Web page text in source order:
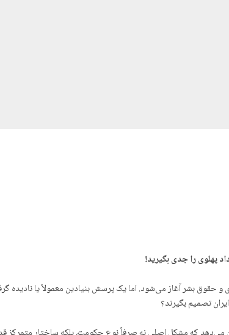
پھلوی را جدی بگیرید!
و حقوق بشر آغاز می‌شود. اما یک پرسش بنیادین معمولاً یا نادیده
تصمیم بگیرند؟